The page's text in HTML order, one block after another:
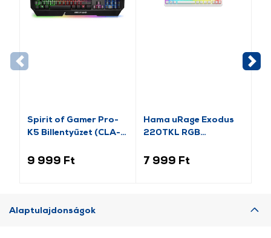
Spirit of Gamer Pro-
K5 Billentyűzet (CLA-
9 999 Ft
Hama uRage Exodus
220TKL RGB
(217819)
7 999 Ft
Alaptulajdonságok